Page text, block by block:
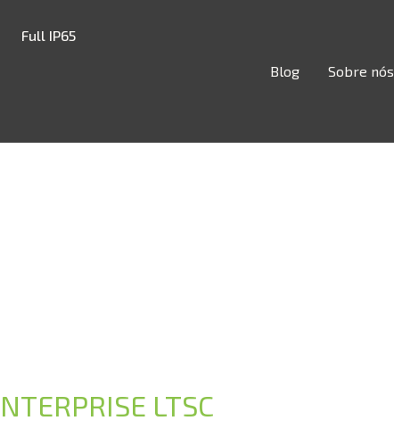
Full IP65
Blog Sobre nós
LTSC